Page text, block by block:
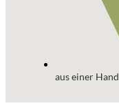
aus einer Hand